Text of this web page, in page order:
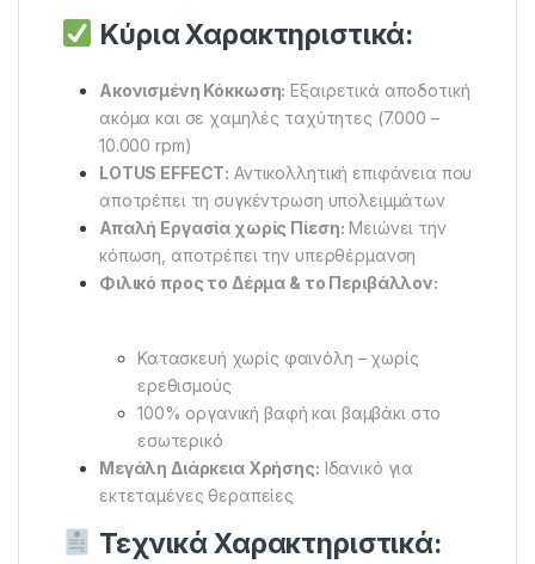
Κύρια Χαρακτηριστικά:
Ακονισμένη Κόκκωση: Εξαιρετικά αποδοτική
ακόμα και σε χαμηλές ταχύτητες (7.000 –
10.000 rpm)
LOTUS EFFECT: Αντικολλητική επιφάνεια που
αποτρέπει τη συγκέντρωση υπολειμμάτων
Απαλή Εργασία χωρίς Πίεση: Μειώνει την
κόπωση, αποτρέπει την υπερθέρμανση
Φιλικό προς το Δέρμα & το Περιβάλλον:
Κατασκευή χωρίς φαινόλη – χωρίς
ερεθισμούς
100% οργανική βαφή και βαμβάκι στο
εσωτερικό
Μεγάλη Διάρκεια Χρήσης: Ιδανικό για
εκτεταμένες θεραπείες
Τεχνικά Χαρακτηριστικά: